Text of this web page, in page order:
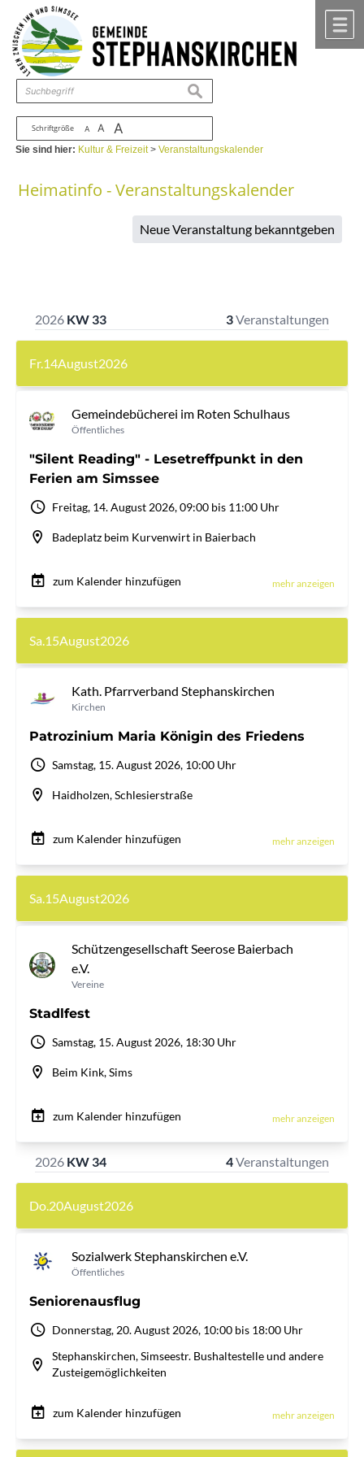
Zum Inhalt ,zur Navigation
Schriftgröße A A A
suchen
Sie sind hier: Kultur & Freizeit>Veranstaltungskalender
Heimatinfo - Veranstaltungskalender